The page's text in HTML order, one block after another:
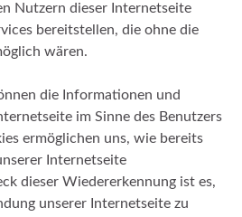
Nutzern dieser Internetseite
bereitstellen, die ohne die
wären.
die Informationen und
im Sinne des Benutzers
ermöglichen uns, wie bereits
Internetseite
dieser Wiedererkennung ist es,
unserer Internetseite zu